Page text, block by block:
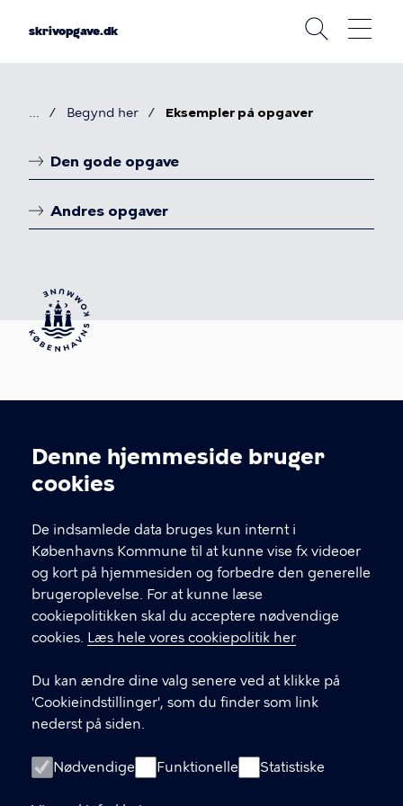
Cookieindstillinger
Denne hjemmeside bruger
cookies
De indsamlede data bruges kun internt i
Københavns Kommune til at kunne vise fx videoer
og kort på hjemmesiden og forbedre den generelle
brugeroplevelse. For at kunne læse
cookiepolitikken skal du acceptere nødvendige
cookies. Læs hele vores cookiepolitik her
Du kan ændre dine valg senere ved at klikke på
'Cookieindstillinger', som du finder som link
nederst på siden.
Nødvendige Funktionelle Statistiske
skrivopgave.dk
Begynd her Eksempler på opgaver
Se
på
SRO
og
DHO
Den gode opgave
Andres opgaver
Københavns Biblioteker
Krystalgade 15
Skrivopgave.dk er udgivet under Creative Commons
Navngivelse-Ikke-kommerciel-Del på samme vilkår
2.5 Danmark License.
KONTAKT
Kontakt redaktionen bag skrivopgave.dk og
litteraturlisteautomaten.dk
LINKS